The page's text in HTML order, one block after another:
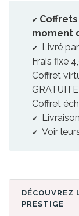
moment
Livré
Frais fixe
Coffret
GRATUITE
Coffret
Voir
DÉCOUVREZ LA
PRESTIGE